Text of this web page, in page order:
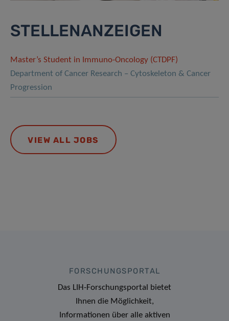
STELLENANZEIGEN
Master’s Student in Immuno-Oncology (CTDPF)
Department of Cancer Research – Cytoskeleton & Cancer
Progression
VIEW ALL JOBS
FORSCHUNGSPORTAL
Das LIH-Forschungsportal bietet
Ihnen die Möglichkeit,
Informationen über alle aktiven